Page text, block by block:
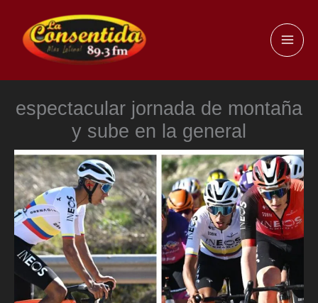
contenido
espectacular jornada de montaña
y sube en la general